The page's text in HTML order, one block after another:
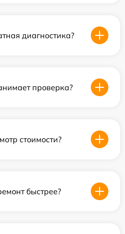
диагностика?
проверка?
стоимости?
быстрее?